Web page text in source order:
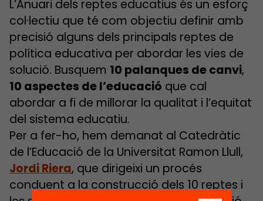
L’Anuari dels reptes educatius és un esforç
col·lectiu que té com objectiu definir amb
precisió alguns dels principals reptes de
política educativa per abordar les vies de
solució. Busquem 10 palanques de canvi,
10 aspectes de l’educació que cal
abordar a fi de millorar la qualitat i l’equitat
del sistema educatiu.
Per a fer-ho, hem demanat al Catedràtic
de l’Educació de la Universitat Ramon Llull,
Jordi Riera, que dirigeixi un procés
conduent a la construcció dels 10 reptes i